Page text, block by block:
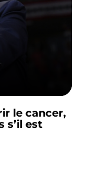
le cancer,
s’il est